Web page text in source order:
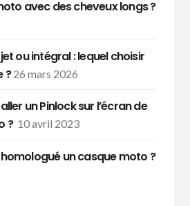
avec des cheveux longs ?
ou intégral : lequel choisir
? 26 mars 2026
un Pinlock sur l’écran de
? 10 avril 2023
un casque moto ?